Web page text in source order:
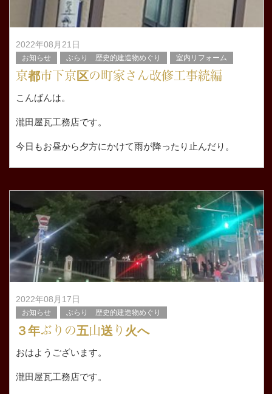
2022年08月21日
お知らせ ぶらり 歴史的建造物めぐり 室内リフォーム
京都市下京区の町家さん改修工事続編
こんばんは。
瀧田屋瓦工務店です。
今日もお昼から夕方にかけて雨が降ったり止んだり。
今日はせっかくのお休みだったのにお天気が悪いとなんだ
前回ブログの続き京都市
2022年08月17日
お知らせ ぶらり 歴史的建造物めぐり
３年ぶりの五山送り火へ
おはようございます。
瀧田屋瓦工務店です。